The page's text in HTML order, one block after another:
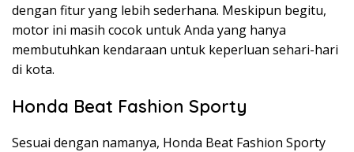
dengan fitur yang lebih sederhana. Meskipun begitu,
motor ini masih cocok untuk Anda yang hanya
membutuhkan kendaraan untuk keperluan sehari-hari
di kota.
Honda Beat Fashion Sporty
Sesuai dengan namanya, Honda Beat Fashion Sporty